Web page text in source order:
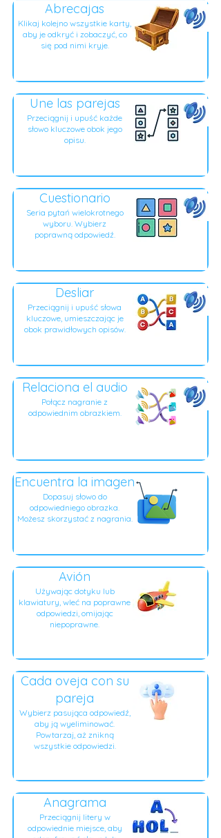
Abrecajas
Klikaj kolejno wszystkie karty,
aby je odkryć i zobaczyć, co
się pod nimi kryje.
Une las parejas
Przeciągnij i upuść każde
słowo kluczowe obok jego
opisu.
Cuestionario
Seria pytań wielokrotnego
wyboru. Wybierz
poprawną odpowiedź.
Desliar
Przeciągnij i upuść słowa
kluczowe, umieszczając je
obok prawidłowych opisów.
Relaciona el audio
Połącz nagranie z
odpowiednim obrazkiem.
Encuentra la imagen
Dopasuj słowo do
odpowiedniego obrazka.
Możesz skorzystać z nagrania.
Avión
Używając dotyku lub
klawiatury, wleć na poprawne
odpowiedzi, omijając
niepoprawne.
Cada oveja con su
pareja
Wybierz pasująca odpowiedź,
aby ją wyeliminować.
Powtarzaj, aż znikną
wszystkie odpowiedzi.
Anagrama
Przeciągnij litery w
odpowiednie miejsce, aby